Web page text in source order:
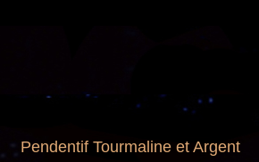
Pendentif Tourmaline et Argent